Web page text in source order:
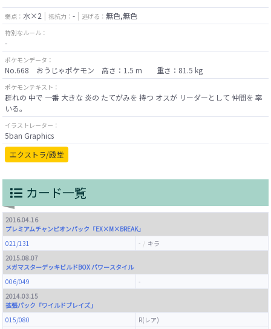
弱点： 水×2 抵抗力： - 逃げる： 無色,無色
特別なルール：
-
ポケモンデータ：
No.668 おうじゃポケモン 高さ：1.5 m 重さ：81.5 kg
ポケモンテキスト：
群れの 中で 一番 大きな 炎の たてがみを 持つ オスが リーダーとして 仲間を 率
いる。
イラストレーター：
5ban Graphics
エクストラ/殿堂
カード一覧
2016.04.16
プレミアムチャンピオンパック「EX×M×BREAK」
021/131
-
キラ
2015.08.07
メガマスターデッキビルドBOX パワースタイル
006/049
-
2014.03.15
拡張パック「ワイルドブレイズ」
015/080
R(レア)